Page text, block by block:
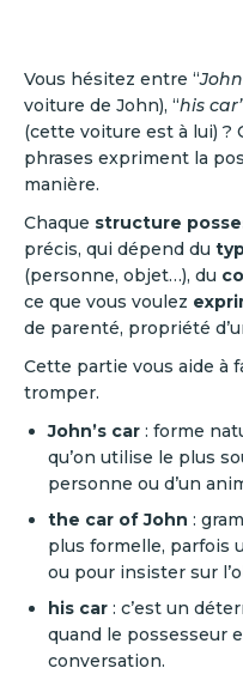
Vous hésitez entre “
voiture de John), “his
(cette voiture est à lui) ?
phrases expriment la
manière.
Chaque structure
précis, qui dépend du
(personne, objet…), du
ce que vous voulez
de parenté, propriété
Cette partie vous aide à
tromper.
John’s car : forme
qu’on utilise le plus
personne ou d’un
the car of John :
plus formelle, parfois
ou pour insister sur
his car : c’est un
quand le possesseur
conversation.